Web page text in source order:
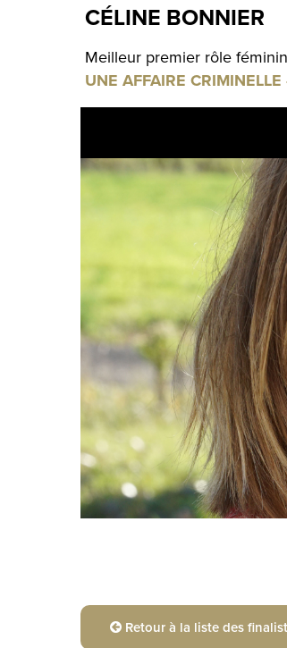
CÉLINE BONNIER
Meilleur premier rôle
UNE AFFAIRE
Retour à la liste des